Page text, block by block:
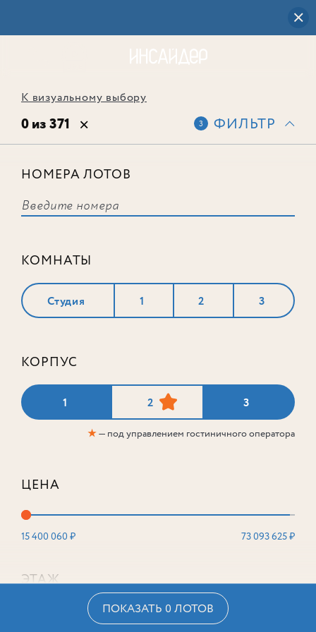
К визуальному выбору
0 из 371 3 ФИЛЬТР
НОМЕРА ЛОТОВ
КОМНАТЫ
Студия 1 2 3
КОРПУС
1 2 3
★— под управлением гостиничного оператора
ЦЕНА
15 400 060 ₽ 73 093 625 ₽
ЭТАЖ
ПОКАЗАТЬ 0 ЛОТОВ
соответствует ни одного лота